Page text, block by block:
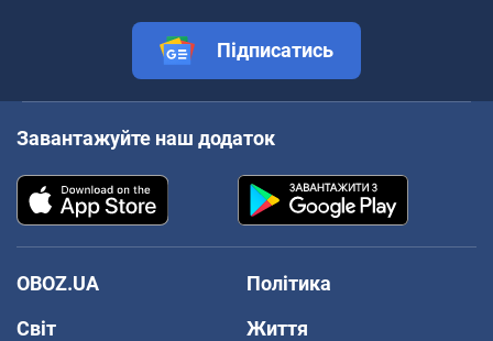
Підписатись
Завантажуйте наш додаток
OBOZ.UA
Політика
Світ
Життя